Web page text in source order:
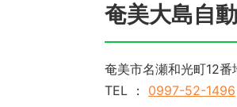
奄美大島自
奄美市名瀬和光町12番
TEL ： 0997-52-1496